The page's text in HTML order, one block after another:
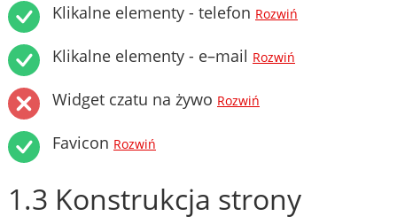
Klikalne elementy - telefon Rozwiń
Klikalne elementy - e–mail Rozwiń
Widget czatu na żywo Rozwiń
Favicon Rozwiń
1.3 Konstrukcja strony